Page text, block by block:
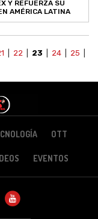
Y REFUERZA SU
AMÉRICA LATINA
22 23 24 25
OTT
EVENTOS